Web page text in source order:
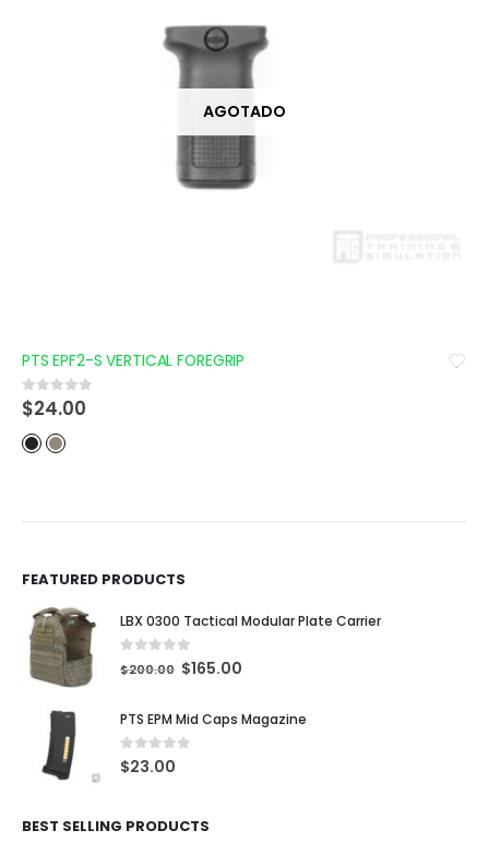
AGOTADO
PTS EPF2-S VERTICAL FOREGRIP
0out of 5
$24.00
FEATURED PRODUCTS
LBX 0300 Tactical Modular Plate Carrier
out of 5
$200.00 $165.00
PTS EPM Mid Caps Magazine
0out of 5
$23.00
BEST SELLING PRODUCTS